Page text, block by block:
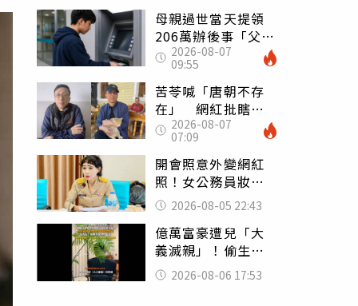
母親過世當天提領
206萬辦後事「父子
遭判刑」 律師：
搶錢先下手是罪
2026-08-07
09:55
苦苓喊「唐朝不存
在」 網紅批瞎編
歷史：李白、杜甫
用鮮卑文寫詩？
2026-08-07
07:09
開會照意外變網紅
照！女公務員妝容
掀2千則留言 本人
怒嗆：化妝有錯嗎
2026-08-05 22:43
億萬富豪遭兒「大
義滅親」！偷生子
怕曝光 竟盜鄰居
身份辦假證落戶
2026-08-06 17:53